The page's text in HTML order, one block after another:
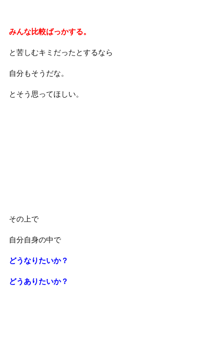
みんな比較ばっかする。
と苦しむキミだったとするなら
自分もそうだな。
とそう思ってほしい。
その上で
自分自身の中で
どうなりたいか？
どうありたいか？